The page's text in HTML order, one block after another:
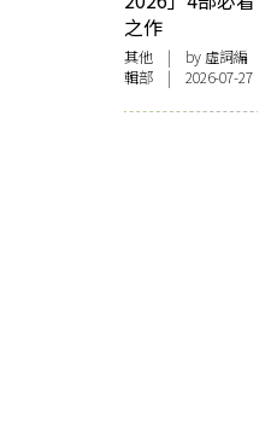
之作
其他 | by 虛詞編
輯部 | 2026-07-27